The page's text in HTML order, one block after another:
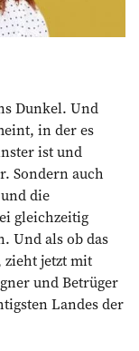
Dunkel. Und
in der es
ist und
Sondern auch
die
gleichzeitig
Und als ob das
zieht jetzt mit
und Betrüger
Landes der